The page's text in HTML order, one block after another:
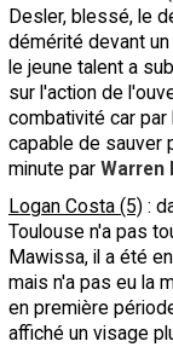
Desler, blessé, le
démérité devant
le jeune talent a
sur l'action de
combativité car
capable de sauver
minute par Warren
Logan Costa (5) :
Toulouse n'a pas
Mawissa, il a été
mais n'a pas eu la
en première
affiché un visage